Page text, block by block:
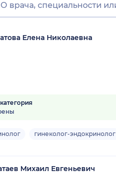
Елена Николаевна
гинеколог-эндокринолог
Михаил Евгеньевич